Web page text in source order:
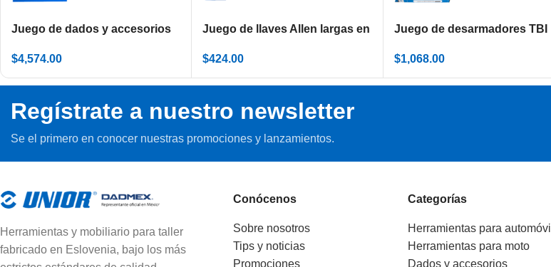
Juego de dados y accesorios
$4,574.00
Juego de llaves Allen largas en
$424.00
Juego de desarmadores TBI
cartón 621CS7TBI
$1,068.00
Regístrate a nuestro newsletter
Se el primero en conocer nuestras promociones y lanzamientos.
Herramientas y mobiliario para taller
fabricado en Eslovenia, bajo los más
Conócenos
Sobre nosotros
Tips y noticias
Promociones
Categorías
Herramientas para automóvil
Herramientas para moto
Dados y accesorios